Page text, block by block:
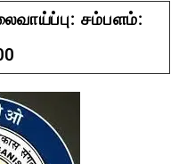
சம்பளம்: